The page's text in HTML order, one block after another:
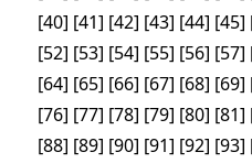
[40] [41] [42] [43] [44] [45]
[52] [53] [54] [55] [56] [57]
[64] [65] [66] [67] [68] [69]
[76] [77] [78] [79] [80] [81]
[88] [89] [90] [91] [92] [93]